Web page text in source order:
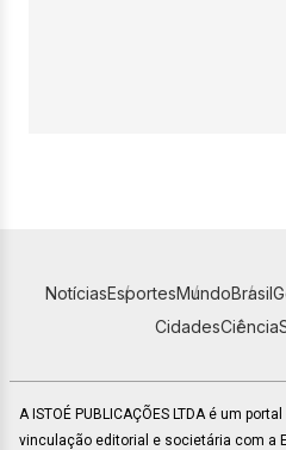
NotíciasEsportesMundoBrasil
CidadesCiência
A ISTOÉ PUBLICAÇÕES LTDA é um
vinculação editorial e societária com a